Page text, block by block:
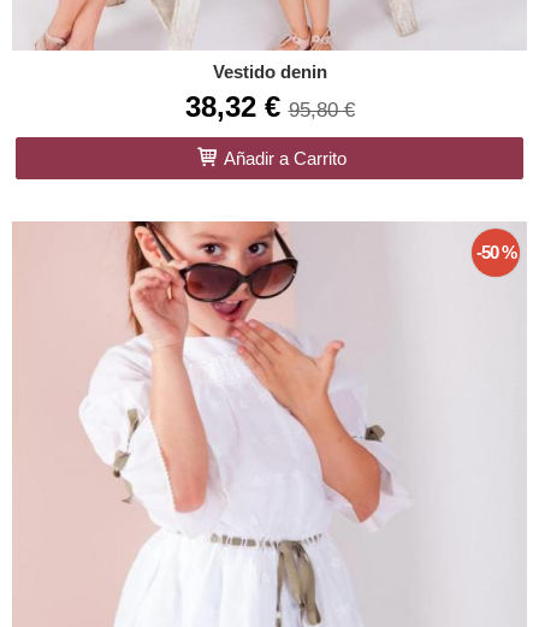
Vestido denin
38,32 €95,80 €
Añadir a Carrito
-50 %